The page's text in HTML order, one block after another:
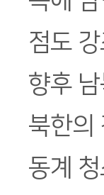
점도
향후
북한의
동계